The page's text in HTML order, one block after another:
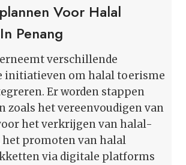
Voor Halal
Penang
verschillende
initiatieven om halal toerisme
Er worden stappen
zoals het vereenvoudigen van
het verkrijgen van halal-
promoten van halal
via digitale platforms